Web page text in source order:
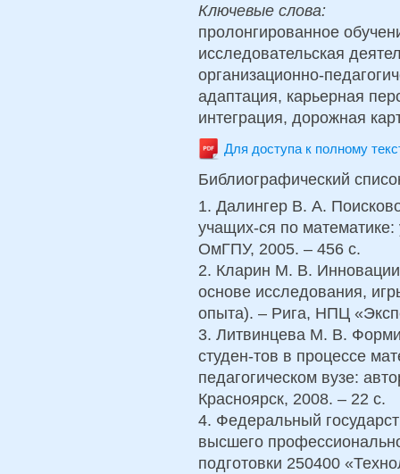
Ключевые слова:
пролонгированное
исследовательская
организационно-
адаптация, карьерная
интеграция, дорожная
Для доступа к полному
Библиографический
1. Далингер В. А.
учащих-ся по
ОмГПУ, 2005. – 456 с.
2. Кларин М. В. Инновации
основе исследования,
опыта). – Рига, НПЦ
3. Литвинцева М. В.
студен-тов в процессе
педагогическом вузе:
Красноярск, 2008. – 22 с.
4. Федеральный
высшего
подготовки 250400